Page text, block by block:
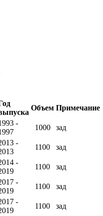
Объем Примечание
-
1000 зад
-
1100 зад
-
1100 зад
-
1100 зад
-
1100 зад